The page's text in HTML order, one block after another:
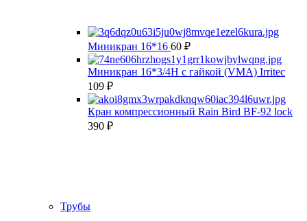
Миникран 16*16 60 ₽
Миникран 16*3/4Н с гайкой (VMA) Irritec
109 ₽
Кран компрессионный Rain Bird BF-92 lock
390 ₽
Трубы